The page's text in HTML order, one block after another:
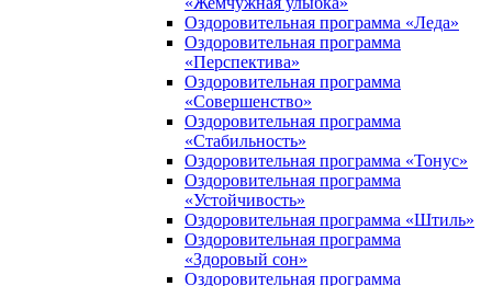
Оздоровительная программа «Леда»
Оздоровительная программа
«Перспектива»
Оздоровительная программа
«Совершенство»
Оздоровительная программа
«Стабильность»
Оздоровительная программа «Тонус»
Оздоровительная программа
«Устойчивость»
Оздоровительная программа «Штиль»
Оздоровительная программа
«Здоровый сон»
Оздоровительная программа